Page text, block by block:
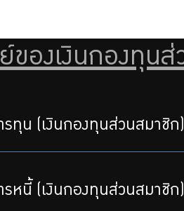
องเงินกองทุนส่
ทุน (เงินกองทุนส่วนสมาชิก)
หนี้ (เงินกองทุนส่วนสมาชิก)